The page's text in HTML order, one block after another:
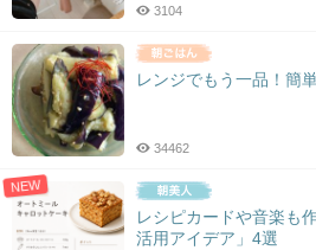
3104
レンジでもう一品！簡
34462
NEW
レシピカードや音楽も
活用アイデア」4選